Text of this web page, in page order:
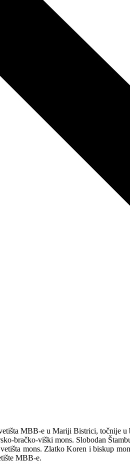
MBB-e u Mariji Bistrici, točnije
bračko-viški mons. Slobodan
mons. Zlatko Koren i biskup
MBB-e.